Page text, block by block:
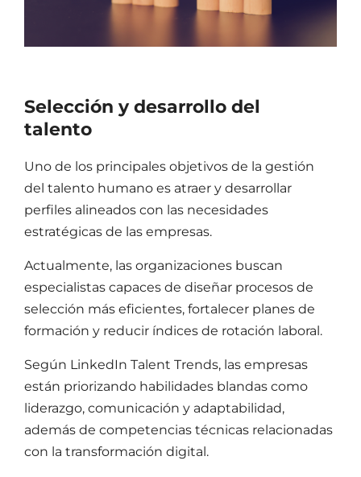
Selección y desarrollo del
talento
Uno de los principales objetivos de la gestión
del talento humano es atraer y desarrollar
perfiles alineados con las necesidades
estratégicas de las empresas.
Actualmente, las organizaciones buscan
especialistas capaces de diseñar procesos de
selección más eficientes, fortalecer planes de
formación y reducir índices de rotación laboral.
Según LinkedIn Talent Trends, las empresas
están priorizando habilidades blandas como
liderazgo, comunicación y adaptabilidad,
además de competencias técnicas relacionadas
con la transformación digital.